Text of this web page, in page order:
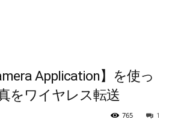
Application】を使っ
をワイヤレス転送
1
765